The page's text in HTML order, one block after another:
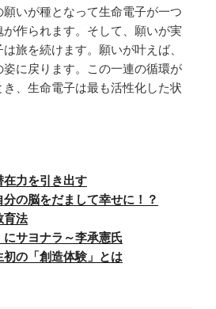
いが種となって生命電子が一つ
作られます。そして、願いが実
旅を続けます。願いが叶えば、
に戻ります。この一連の循環が
、生命電子は最も活性化した状
在力を引き出す
の脳をだまして幸せに！？
育法
サヨナラ～李承憲氏
の「創造体験」とは